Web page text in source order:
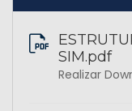
SIM.pdf
Realizar